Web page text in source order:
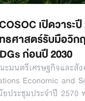
เปิดวาระ
ธศาสตร์รับมือวิก
ก่อนปี 2030
มนตรีเศรษฐกิจและสั
Economic and
ประชุมประจำปี 2570